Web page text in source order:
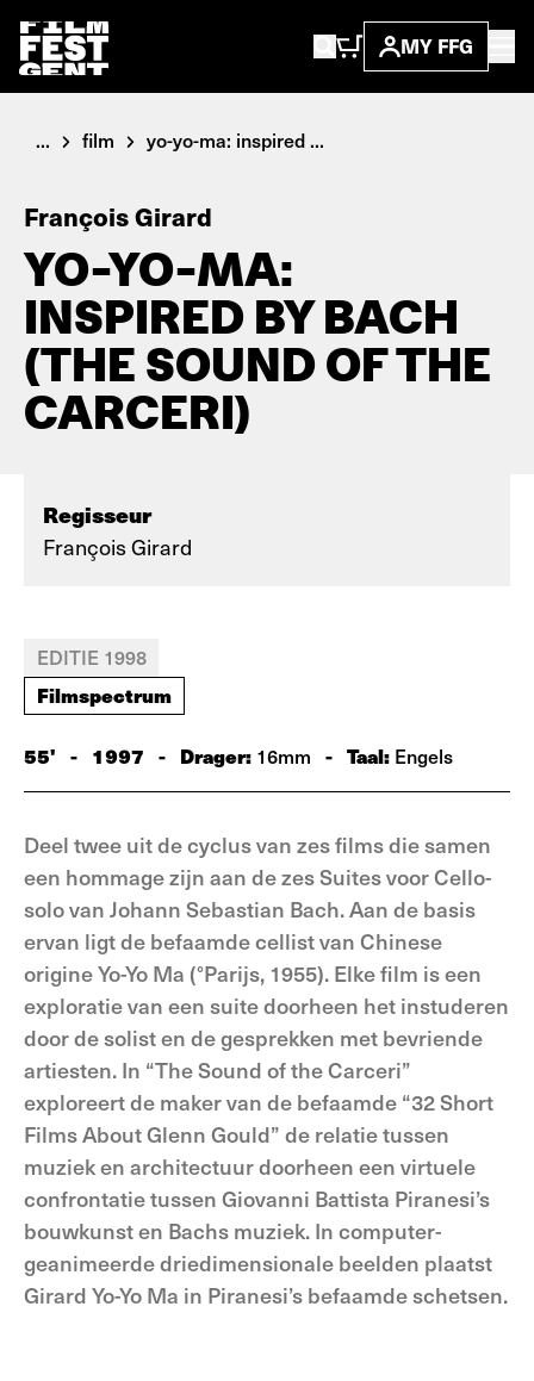
MY FFG
... film yo-yo-ma: inspired ...
François Girard
YO-YO-MA:
INSPIRED BY BACH
(THE SOUND OF THE
CARCERI)
Regisseur
François Girard
EDITIE 1998
Filmspectrum
55' - 1997 - Drager: 16mm - Taal: Engels
Deel twee uit de cyclus van zes films die samen
een hommage zijn aan de zes Suites voor Cello-
solo van Johann Sebastian Bach. Aan de basis
ervan ligt de befaamde cellist van Chinese
origine Yo-Yo Ma (°Parijs, 1955). Elke film is een
exploratie van een suite doorheen het instuderen
door de solist en de gesprekken met bevriende
artiesten. In “The Sound of the Carceri”
exploreert de maker van de befaamde “32 Short
Films About Glenn Gould” de relatie tussen
muziek en architectuur doorheen een virtuele
confrontatie tussen Giovanni Battista Piranesi’s
bouwkunst en Bachs muziek. In computer-
geanimeerde driedimensionale beelden plaatst
Girard Yo-Yo Ma in Piranesi’s befaamde schetsen.